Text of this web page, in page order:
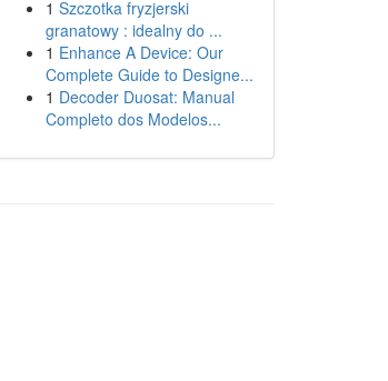
1 Szczotka fryzjerski
granatowy : idealny do ...
1 Enhance A Device: Our
Complete Guide to Designe...
1 Decoder Duosat: Manual
Completo dos Modelos...